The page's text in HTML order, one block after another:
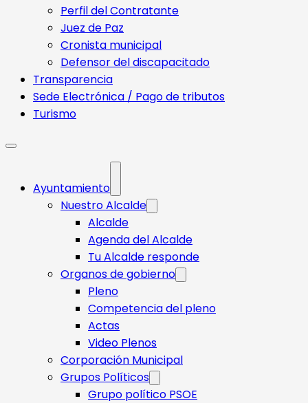
Perfil del Contratante
Juez de Paz
Cronista municipal
Defensor del discapacitado
Transparencia
Sede Electrónica / Pago de tributos
Turismo
Ayuntamiento
Nuestro Alcalde
Alcalde
Agenda del Alcalde
Tu Alcalde responde​
Organos de gobierno
Pleno
Competencia del pleno
Actas
Video Plenos
Corporación Municipal
Grupos Políticos
Grupo político PSOE